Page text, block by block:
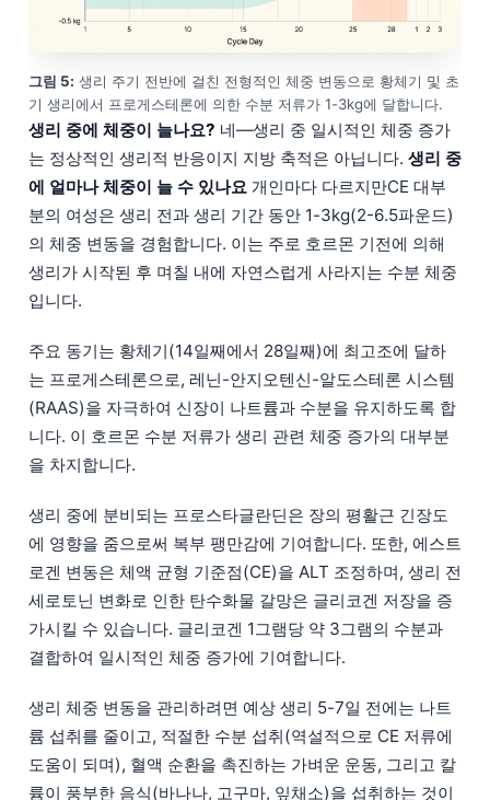
그림 5: 생리 주기 전반에 걸친 전형적인 체중 변동으로 황체기 및 초
기 생리에서 프로게스테론에 의한 수분 저류가 1-3kg에 달합니다.
생리 중에 체중이 늘나요? 네—생리 중 일시적인 체중 증가
는 정상적인 생리적 반응이지 지방 축적은 아닙니다. 생리 중
에 얼마나 체중이 늘 수 있나요 개인마다 다르지만CE 대부
분의 여성은 생리 전과 생리 기간 동안 1-3kg(2-6.5파운드)
의 체중 변동을 경험합니다. 이는 주로 호르몬 기전에 의해
생리가 시작된 후 며칠 내에 자연스럽게 사라지는 수분 체중
입니다.
주요 동기는 황체기(14일째에서 28일째)에 최고조에 달하
는 프로게스테론으로, 레닌-안지오텐신-알도스테론 시스템
(RAAS)을 자극하여 신장이 나트륨과 수분을 유지하도록 합
니다. 이 호르몬 수분 저류가 생리 관련 체중 증가의 대부분
을 차지합니다.
생리 중에 분비되는 프로스타글란딘은 장의 평활근 긴장도
에 영향을 줌으로써 복부 팽만감에 기여합니다. 또한, 에스트
로겐 변동은 체액 균형 기준점(CE)을 ALT 조정하며, 생리 전
세로토닌 변화로 인한 탄수화물 갈망은 글리코겐 저장을 증
가시킬 수 있습니다. 글리코겐 1그램당 약 3그램의 수분과
결합하여 일시적인 체중 증가에 기여합니다.
생리 체중 변동을 관리하려면 예상 생리 5-7일 전에는 나트
륨 섭취를 줄이고, 적절한 수분 섭취(역설적으로 CE 저류에
도움이 되며), 혈액 순환을 촉진하는 가벼운 운동, 그리고 칼
륨이 풍부한 음식(바나나, 고구마, 잎채소)을 섭취하는 것이